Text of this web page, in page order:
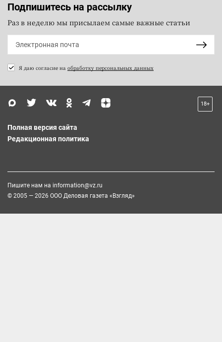
Подпишитесь на рассылку
Раз в неделю мы присылаем самые важные статьи
Я даю согласие на обработку персональных данных
18+
Полная версия сайта
Редакционная политика
Пишите нам на information@vz.ru
© 2005 — 2026 ООО Деловая газета «Взгляд»